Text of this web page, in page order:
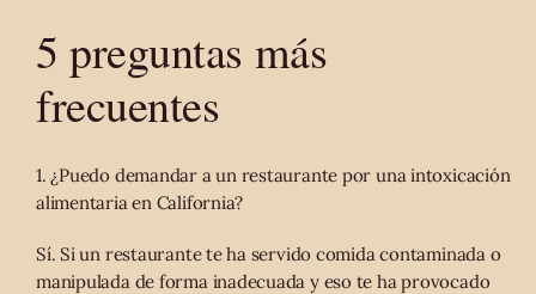
5 preguntas más
frecuentes
1. ¿Puedo demandar a un restaurante por una intoxicación
alimentaria en California?
Sí. Si un restaurante te ha servido comida contaminada o
manipulada de forma inadecuada y eso te ha provocado